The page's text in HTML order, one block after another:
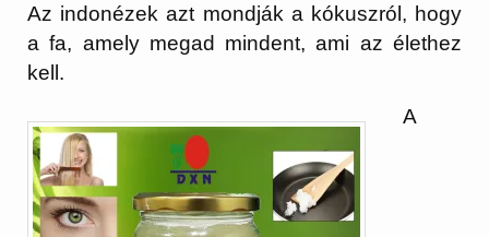
Az indonézek azt mondják a kókuszról, hogy
a fa, amely megad mindent, ami az élethez
kell.
A